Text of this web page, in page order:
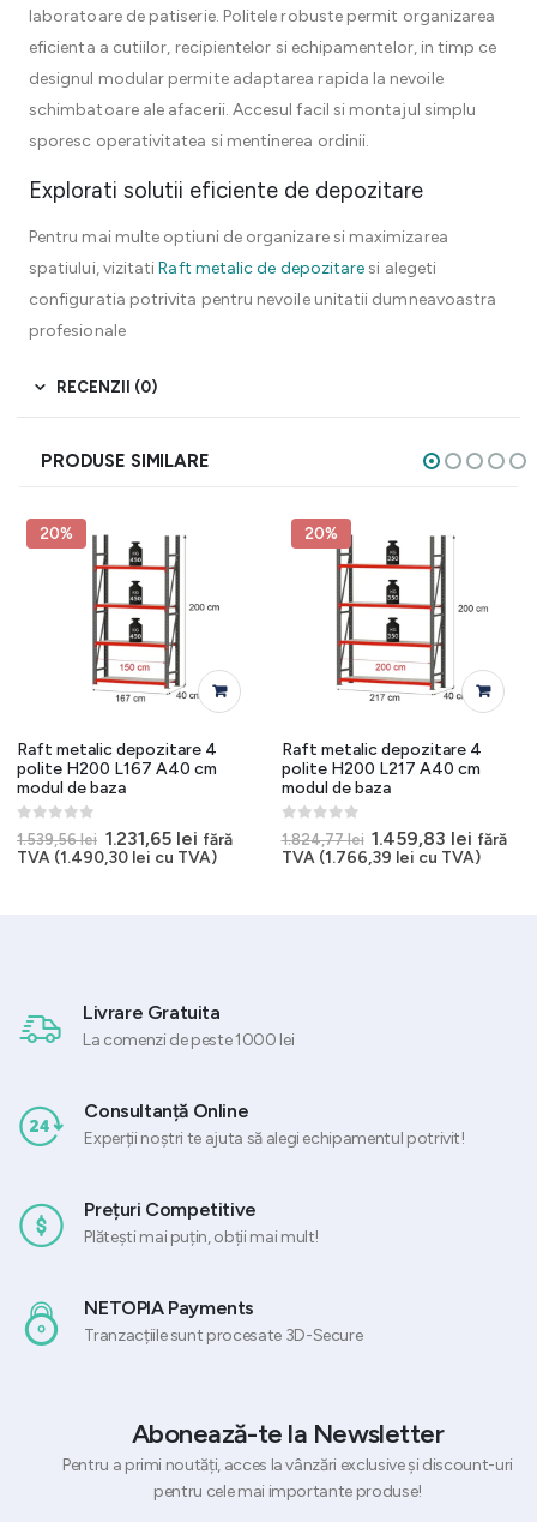
laboratoare de patiserie. Politele robuste permit organizarea
eficienta a cutiilor, recipientelor si echipamentelor, in timp ce
designul modular permite adaptarea rapida la nevoile
schimbatoare ale afacerii. Accesul facil si montajul simplu
sporesc operativitatea si mentinerea ordinii.
Explorati solutii eficiente de depozitare
Pentru mai multe optiuni de organizare si maximizarea
spatiului, vizitatiRaft metalic de depozitaresi alegeti
configuratia potrivita pentru nevoile unitatii dumneavoastra
profesionale
RECENZII (0)
PRODUSE SIMILARE
20%
Raft metalic depozitare 4
polite H200 L167 A40 cm
modul de baza
0 out of 5
1.539,56lei Prețul
inițial
a
1.231,65 leiPrețul
curent
fără
TVA (1.490,30 lei cu TVA)
20%
Raft metalic depozitare 4
polite H200 L217 A40 cm
modul de baza
0 out of 5
1.824,77lei Prețul
inițial
1.459,83 lei Prețul
curent
fără
TVA (1.766,39 lei cu TVA)
Livrare Gratuita
La comenzi de peste 1000 lei
Consultanță Online
Experții noștri te ajuta să alegi echipamentul potrivit!
Prețuri Competitive
Plătești mai puțin, obții mai mult!
NETOPIA Payments
Tranzacțiile sunt procesate 3D-Secure
Abonează-te la Newsletter
Pentru a primi noutăți, acces la vânzări exclusive și discount-uri
pentru cele mai importante produse!